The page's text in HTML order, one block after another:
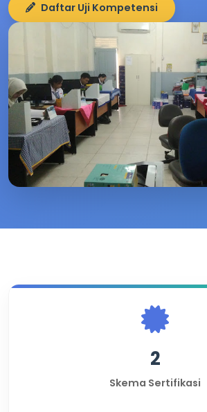
Daftar Uji Kompetensi
2
Skema Sertifikasi